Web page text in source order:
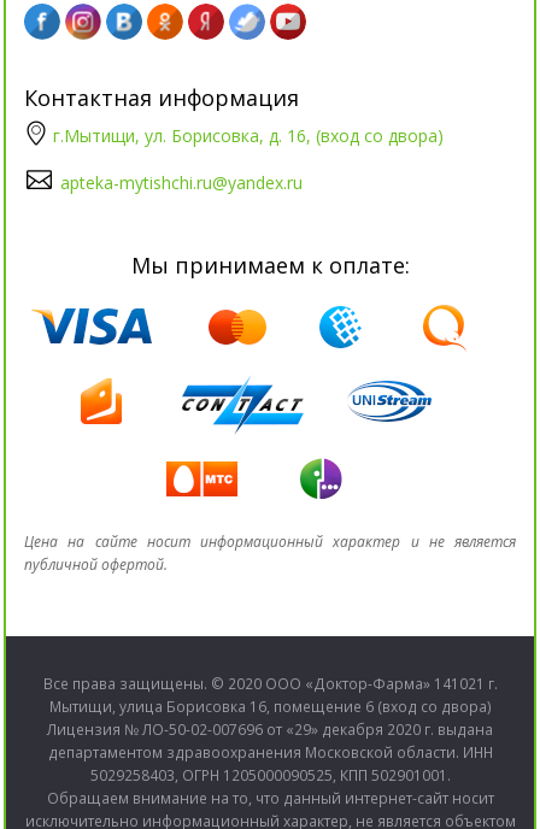
Контактная информация
г.Мытищи, ул. Борисовка, д. 16, (вход со двора)
apteka-mytishchi.ru@yandex.ru
Мы принимаем к оплате:
Цена на сайте носит информационный характер и не является
публичной офертой.
Все права защищены. © 2020 ООО «Доктор-Фарма» 141021 г.
Мытищи, улица Борисовка 16, помещение 6 (вход со двора)
Лицензия № ЛО-50-02-007696 от «29» декабря 2020 г. выдана
департаментом здравоохранения Московской области. ИНН
5029258403, ОГРН 1205000090525, КПП 502901001.
Обращаем внимание на то, что данный интернет-сайт носит
исключительно информационный характер, не является объектом